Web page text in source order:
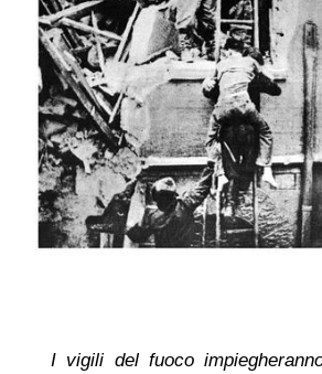
I vigili del fuoco